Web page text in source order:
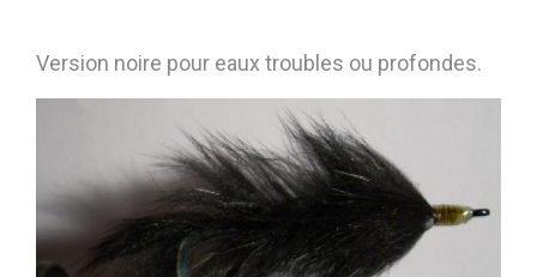
Version noire pour eaux troubles ou profondes.